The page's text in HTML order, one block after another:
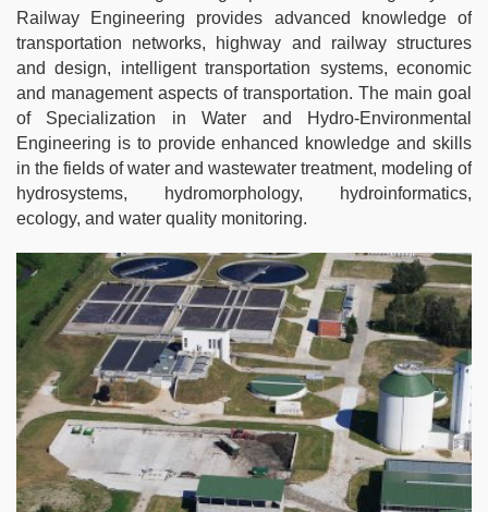
Railway Engineering provides advanced knowledge of
transportation networks, highway and railway structures
and design, intelligent transportation systems, economic
and management aspects of transportation. The main goal
of Specialization in Water and Hydro-Environmental
Engineering is to provide enhanced knowledge and skills
in the fields of water and wastewater treatment, modeling of
hydrosystems, hydromorphology, hydroinformatics,
ecology, and water quality monitoring.